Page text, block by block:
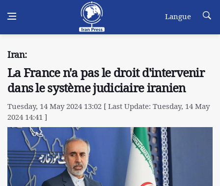
Langue
Iran:
La France n'a pas le droit d'intervenir
dans le système judiciaire iranien
Tuesday, 14 May 2024 13:02 [ Last Update: Tuesday, 14 May
2024 14:41 ]